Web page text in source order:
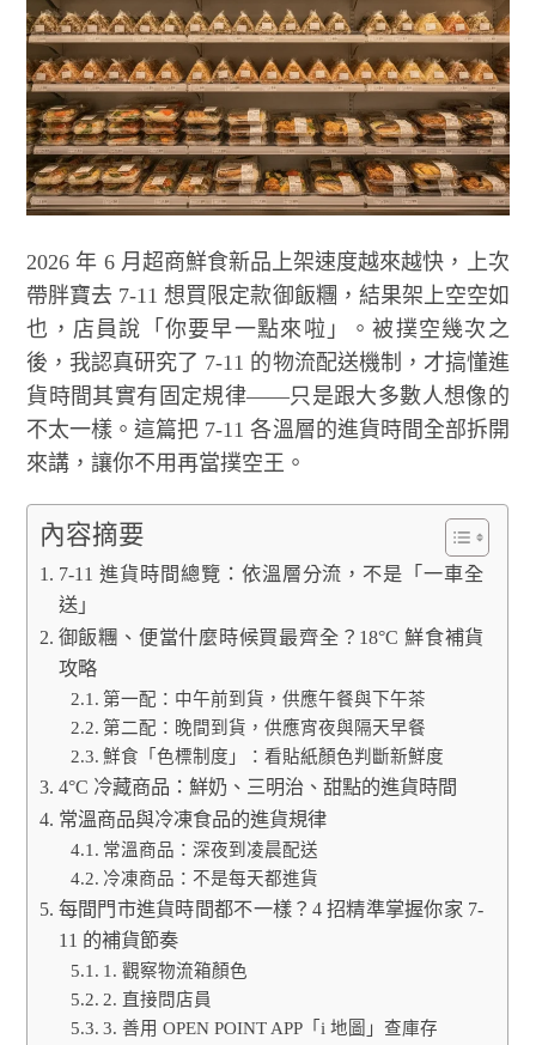
2026 年 6 月超商鮮食新品上架速度越來越快，上次
帶胖寶去 7-11 想買限定款御飯糰，結果架上空空如
也，店員說「你要早一點來啦」。被撲空幾次之
後，我認真研究了 7-11 的物流配送機制，才搞懂進
貨時間其實有固定規律——只是跟大多數人想像的
不太一樣。這篇把 7-11 各溫層的進貨時間全部拆開
來講，讓你不用再當撲空王。
內容摘要
7-11 進貨時間總覽：依溫層分流，不是「一車全
送」
御飯糰、便當什麼時候買最齊全？18°C 鮮食補貨
攻略
第一配：中午前到貨，供應午餐與下午茶
第二配：晚間到貨，供應宵夜與隔天早餐
鮮食「色標制度」：看貼紙顏色判斷新鮮度
4°C 冷藏商品：鮮奶、三明治、甜點的進貨時間
常溫商品與冷凍食品的進貨規律
常溫商品：深夜到凌晨配送
冷凍商品：不是每天都進貨
每間門市進貨時間都不一樣？4 招精準掌握你家 7-
11 的補貨節奏
1. 觀察物流箱顏色
2. 直接問店員
3. 善用 OPEN POINT APP「i 地圖」查庫存